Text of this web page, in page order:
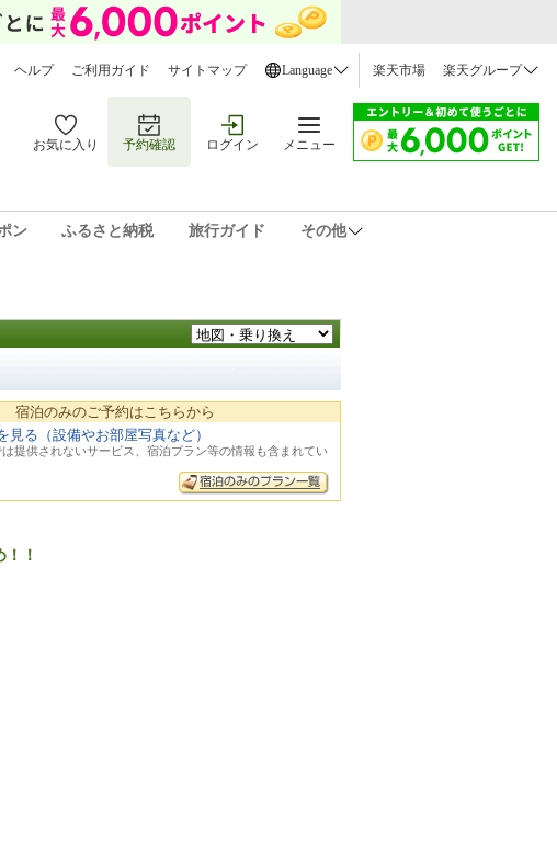
ヘルプ ご利用ガイド サイトマップ Language 楽天市場 楽天グループ
お気に入り 予約確認 ログイン メニュー
ン ふるさと納税 旅行ガイド その他
宿泊のみのご予約はこちらから
見る（設備やお部屋写真など）
提供されないサービス、宿泊プラン等の情報も含まれてい
！